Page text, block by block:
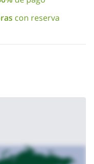
tu nivel de habilidad,
de Barcelona, sino
la belleza
de
con reserva